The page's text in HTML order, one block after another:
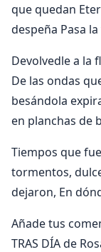
que quedan
despeña Pasa la
Devolvedle a la
De las ondas
besándola
en planchas de
Tiempos que
tormentos,
dejaron, En
Añade tus
TRAS DÍA de